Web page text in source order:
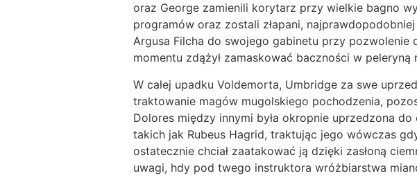
oraz George zamienili korytarz przy wielkie bagno
programów oraz zostali złapani,
Argusa Filcha do swojego gabinetu przy pozwolenie
momentu zdążył zamaskować baczności w peleryną
W całej upadku Voldemorta, Umbridge za swe
traktowanie magów mugolskiego pochodzenia,
Dolores między innymi była okropnie uprzedzona
takich jak Rubeus Hagrid, traktując jego wówczas
ostatecznie chciał zaatakować ją dzięki zasłoną
uwagi, hdy pod twego instruktora wróżbiarstwa